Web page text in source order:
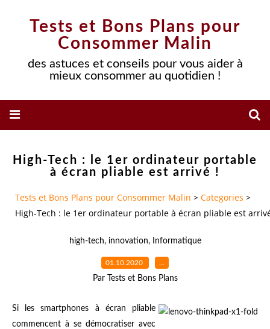
Tests et Bons Plans pour
Consommer Malin
des astuces et conseils pour vous aider à
mieux consommer au quotidien !
High-Tech : le 1er ordinateur portable
à écran pliable est arrivé !
Tests et Bons Plans pour Consommer Malin > Categories >
High-Tech : le 1er ordinateur portable à écran pliable est
high-tech, innovation, Informatique
01.10.2020 …
Par Tests et Bons Plans
Si les smartphones à écran pliable
commencent à se démocratiser avec